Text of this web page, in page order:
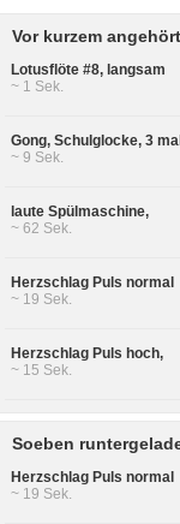
Vor kurzem
Lotusflöte #8, langsam
~ 1 Sek.
Gong, Schulglocke, 3 mal
~ 9 Sek.
laute Spülmaschine,
~ 62 Sek.
Herzschlag Puls normal
~ 19 Sek.
Herzschlag Puls hoch,
~ 15 Sek.
Soeben
Herzschlag Puls normal
~ 19 Sek.